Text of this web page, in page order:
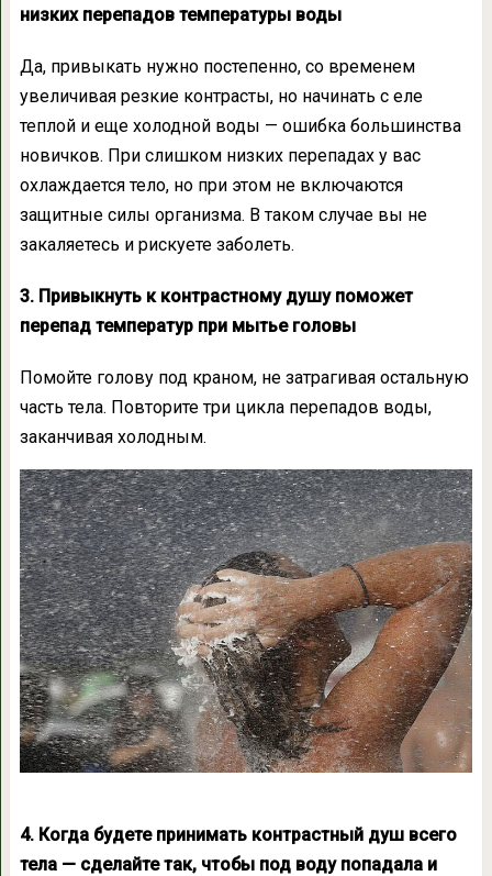
низких перепадов температуры воды
Да, привыкать нужно постепенно, со временем
увеличивая резкие контрасты, но начинать с еле
теплой и еще холодной воды — ошибка большинства
новичков. При слишком низких перепадах у вас
охлаждается тело, но при этом не включаются
защитные силы организма. В таком случае вы не
закаляетесь и рискуете заболеть.
3. Привыкнуть к контрастному душу поможет
перепад температур при мытье головы
Помойте голову под краном, не затрагивая остальную
часть тела. Повторите три цикла перепадов воды,
заканчивая холодным.
4. Когда будете принимать контрастный душ всего
тела — сделайте так, чтобы под воду попадала и